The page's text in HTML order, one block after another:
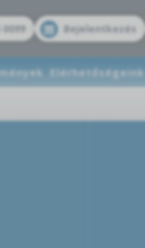
0099 Bejelentkezés
Elérhetőségeink